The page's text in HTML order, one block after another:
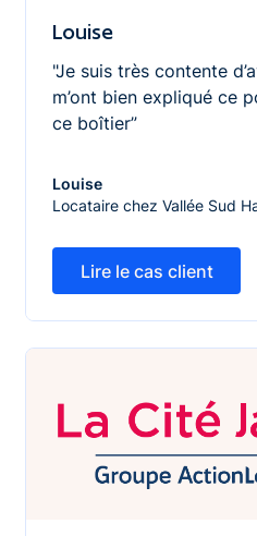
Louise
"Je suis très contente
m’ont bien expliqué ce
ce boîtier”
Louise
Locataire chez Vallée Sud
Lire le cas client
Lire le cas client